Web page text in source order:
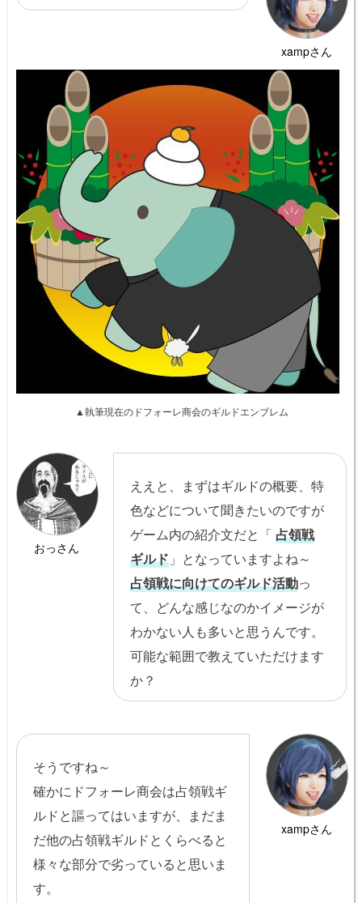
xampさん
▲執筆現在のドフォーレ商会のギルドエンブレム
おっさん
ええと、まずはギルドの概要、特
色などについて聞きたいのですが
ゲーム内の紹介文だと「 占領戦
ギルド 」となっていますよね～
占領戦に向けてのギルド活動っ
て、どんな感じなのかイメージが
わかない人も多いと思うんです。
可能な範囲で教えていただけます
か？
xampさん
そうですね～
確かにドフォーレ商会は占領戦ギ
ルドと謳ってはいますが、まだま
だ他の占領戦ギルドとくらべると
様々な部分で劣っていると思いま
す。